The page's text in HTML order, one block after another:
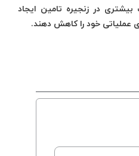
در زنجیره تامین ایجاد
عملیاتی خود را کاهش دهند.